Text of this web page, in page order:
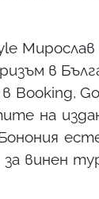
Мирослав
в
на
винен